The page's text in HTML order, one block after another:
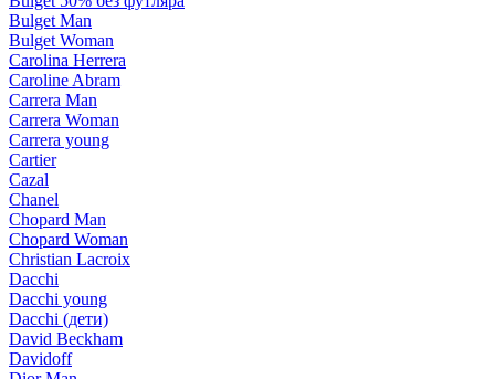
Bulget Man
Bulget Woman
Carolina Herrera
Caroline Abram
Carrera Man
Carrera Woman
Carrera young
Cartier
Cazal
Chanel
Chopard Man
Chopard Woman
Christian Lacroix
Dacchi
Dacchi young
Dacchi (дети)
David Beckham
Davidoff